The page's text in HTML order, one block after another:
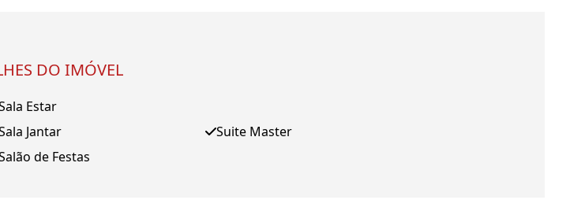
DO IMÓVEL
Estar
Jantar
de Festas
Suite Master